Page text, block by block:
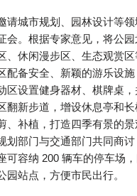
请城市规划、园林设计等
会。根据专家意见，将公
、休闲漫步区、生态观赏
配备安全、新颖的游乐设施
区设置健身器材、棋牌桌
翻新步道，增设休息亭和
、补植，打造四季有景的
划部门与交通部门共同商
可容纳 200 辆车的停车场
园站点，方便市民出行。​